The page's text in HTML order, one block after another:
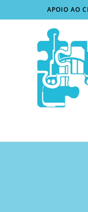
to
APOIO AO